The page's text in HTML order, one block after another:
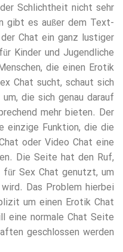
Schlichtheit nicht sehr
gibt es außer dem Text-
Chat ein ganz lustiger
Kinder und Jugendliche
die einen Erotik
Chat sucht, schaut sich
die sich genau darauf
mehr bieten. Der
einzige Funktion, die die
oder Video Chat eine
Die Seite hat den Ruf,
Sex Chat genutzt, um
Das Problem hierbei
um einen Erotik Chat
eine normale Chat Seite
geschlossen werden.